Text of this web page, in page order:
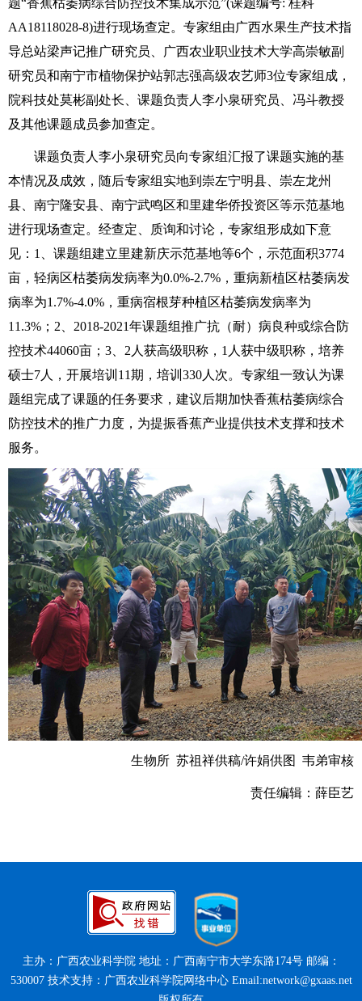
题“香蕉枯萎病综合防控技术集成示范”(课题编号: 桂科
AA18118028-8)进行现场查定。专家组由广西水果生产技术指
导总站梁声记推广研究员、广西农业职业技术大学高崇敏副
研究员和南宁市植物保护站郭志强高级农艺师3位专家组成，
院科技处莫彬副处长、课题负责人李小泉研究员、冯斗教授
及其他课题成员参加查定。
课题负责人李小泉研究员向专家组汇报了课题实施的基
本情况及成效，随后专家组实地到崇左宁明县、崇左龙州
县、南宁隆安县、南宁武鸣区和里建华侨投资区等示范基地
进行现场查定。经查定、质询和讨论，专家组形成如下意
见：1、课题组建立里建新庆示范基地等6个，示范面积3774
亩，轻病区枯萎病发病率为0.0%-2.7%，重病新植区枯萎病发
病率为1.7%-4.0%，重病宿根芽种植区枯萎病发病率为
11.3%；2、2018-2021年课题组推广抗（耐）病良种或综合防
控技术44060亩；3、2人获高级职称，1人获中级职称，培养
硕士7人，开展培训11期，培训330人次。专家组一致认为课
题组完成了课题的任务要求，建议后期加快香蕉枯萎病综合
防控技术的推广力度，为提振香蕉产业提供技术支撑和技术
服务。
生物所 苏祖祥供稿/许娟供图 韦弟审核
责任编辑：薛臣艺
主办：广西农业科学院 地址：广西南宁市大学东路174号 邮编：
530007 技术支持：广西农业科学院网络中心 Email:network@gxaas.net